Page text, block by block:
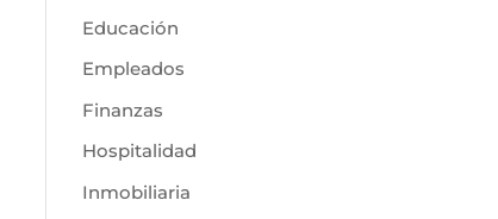
Educación
Empleados
Finanzas
Hospitalidad
Inmobiliaria